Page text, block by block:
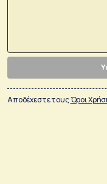
Αποδέχεστε τουςΌροι